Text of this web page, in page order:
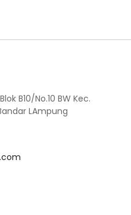
B10/No.10 BW Kec.
LAmpung